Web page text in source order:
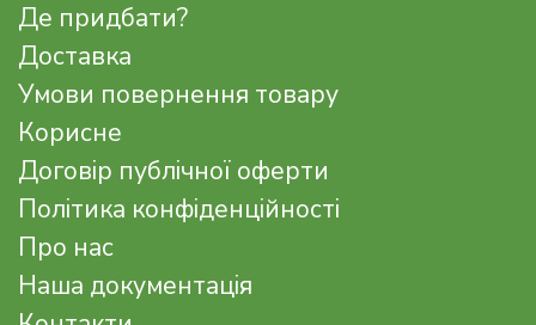
Де придбати?
Доставка
Умови повернення товару
Корисне
Договір публічної оферти
Політика конфіденційності
Про нас
Наша документація